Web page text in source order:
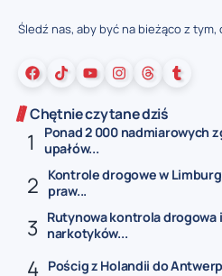
Śledź nas, aby być na bieżąco z tym,
Chętnie czytane dziś
Ponad 2 000 nadmiarowych
upałów...
Kontrole drogowe w
praw...
Rutynowa kontrola drogowa
narkotyków...
Pościg z Holandii do